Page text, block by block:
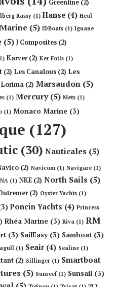
Greenline (2)
Rassy (1) Hanse (4) Heol
(5) IDBoats (1) Iguane
(5) J Composites (2)
Karver(2) Ker Foils (1)
(2) Les Canalous (2) Les
Lorima (2) Marsaudon (5)
(1) Mercury(5) Mets (1)
(1) Monaco Marine (3)
(127)
(30) Nauticales (5)
(2) Navicom (1) Navigare (1)
(1) NKE (2) North Sails (5)
(2) Oyster Yachts (1)
Poncin Yachts (4) Princess
Rhéa Marine (3) Riva (1) RM
(3) SailEasy(3) Samboat (3)
(1) Seair(4) Sealine (1)
(2) Sillinger (1) Smartboat
(5) Sunreef(1) Sunsail (3)